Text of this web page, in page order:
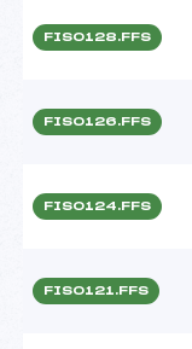
FIS0128.FFS
FIS0126.FFS
FIS0124.FFS
FIS0121.FFS